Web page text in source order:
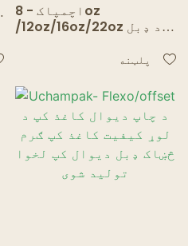
اچمپاک - 8oz
/12oz/16oz/22oz د ډبل
شوی کرافټ ډیسپوزایبل
کپ
پلټنه